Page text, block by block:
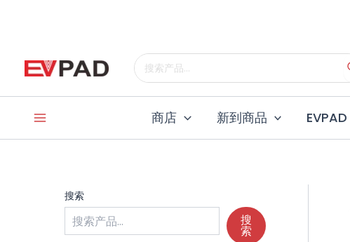
搜
索
商店 新到商品 EVPAD
搜索
搜
索
择
一